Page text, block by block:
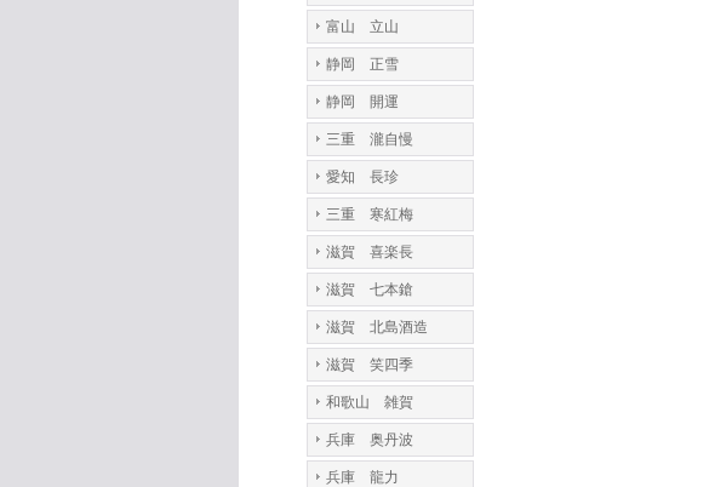
富山 立山
静岡 正雪
静岡 開運
三重 瀧自慢
愛知 長珍
三重 寒紅梅
滋賀 喜楽長
滋賀 七本鎗
滋賀 北島酒造
滋賀 笑四季
和歌山 雑賀
兵庫 奥丹波
兵庫 龍力